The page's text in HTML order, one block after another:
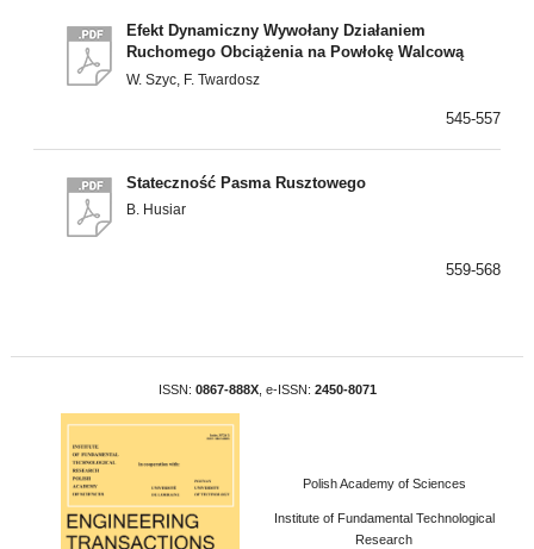
Efekt Dynamiczny Wywołany Działaniem
Ruchomego Obciążenia na Powłokę Walcową
W. Szyc, F. Twardosz
545-557
Stateczność Pasma Rusztowego
B. Husiar
559-568
ISSN: 0867-888X, e-ISSN: 2450-8071
Polish Academy of Sciences
Institute of Fundamental Technological
Research